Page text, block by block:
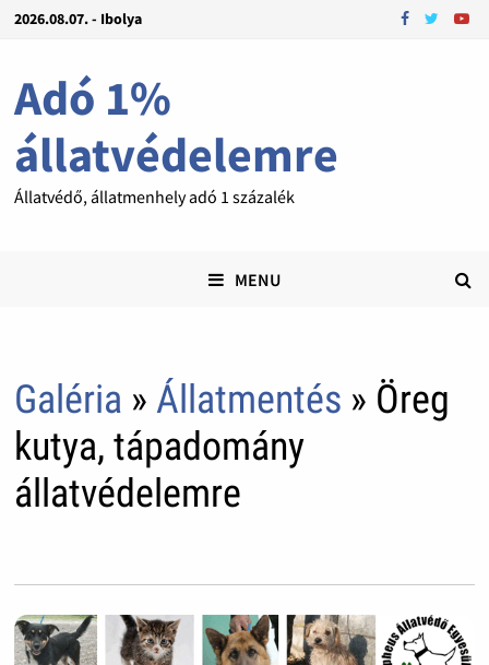
2026.08.07. - Ibolya
Adó 1%
állatvédelemre
Állatvédő, állatmenhely adó 1 százalék
MENU
Galéria » Állatmentés » Öreg
kutya, tápadomány
állatvédelemre